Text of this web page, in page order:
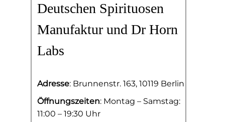
Deutschen Spirituosen
Manufaktur und Dr Horn
Labs
Adresse: Brunnenstr. 163, 10119 Berlin
Öffnungszeiten: Montag – Samstag:
11:00 – 19:30 Uhr